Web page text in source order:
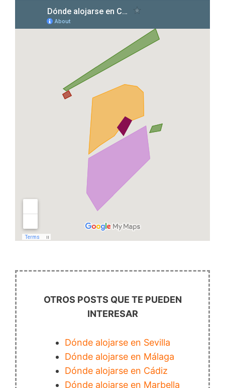
OTROS POSTS QUE TE PUEDEN
INTERESAR
Dónde alojarse en Sevilla
Dónde alojarse en Málaga
Dónde alojarse en Cádiz
Dónde alojarse en Marbella